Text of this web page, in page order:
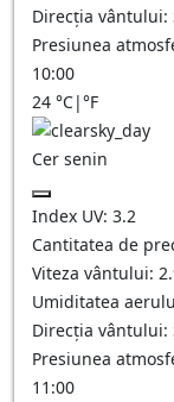
Direcția vântului:
Presiunea
10:00
24 °C|°F
Cer senin
Index UV: 3.2
Cantitatea de
Viteza vântului:
Umiditatea
Direcția vântului:
Presiunea
11:00